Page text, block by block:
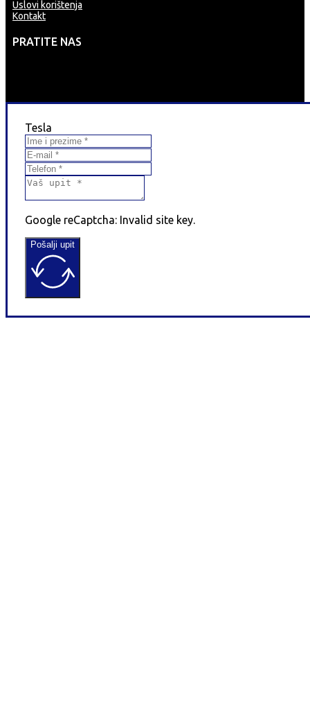
Uslovi korištenja
Kontakt
PRATITE NAS
Tesla
Google reCaptcha: Invalid site key.
Pošalji upit